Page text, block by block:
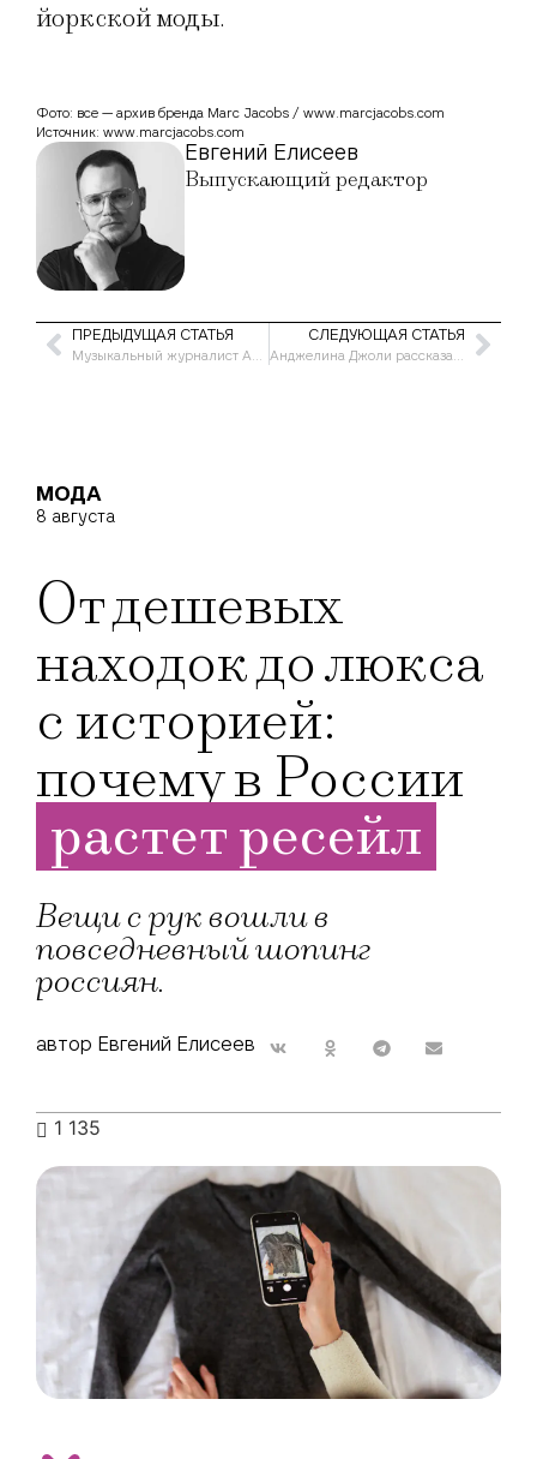
йоркской моды.
Евгений Елисеев
Выпускающий редактор
Фото: все — архив бренда Marc Jacobs / www.marcjacobs.com
Источник: www.marcjacobs.com
ПРЕДЫДУЩАЯ СТАТЬЯ
Музыкальный журналист Артем Рондарев: «Слух можно развить за год»
СЛЕДУЮЩАЯ СТАТЬЯ
Анджелина Джоли рассказала о личной жизни после расставания с Брэдом Питтом
МОДА
8 августа
От дешевых
находок до люкса
с историей:
почему в России
растет ресейл
Вещи с рук вошли в
повседневный шопинг
россиян.
автор Евгений Елисеев
1 135